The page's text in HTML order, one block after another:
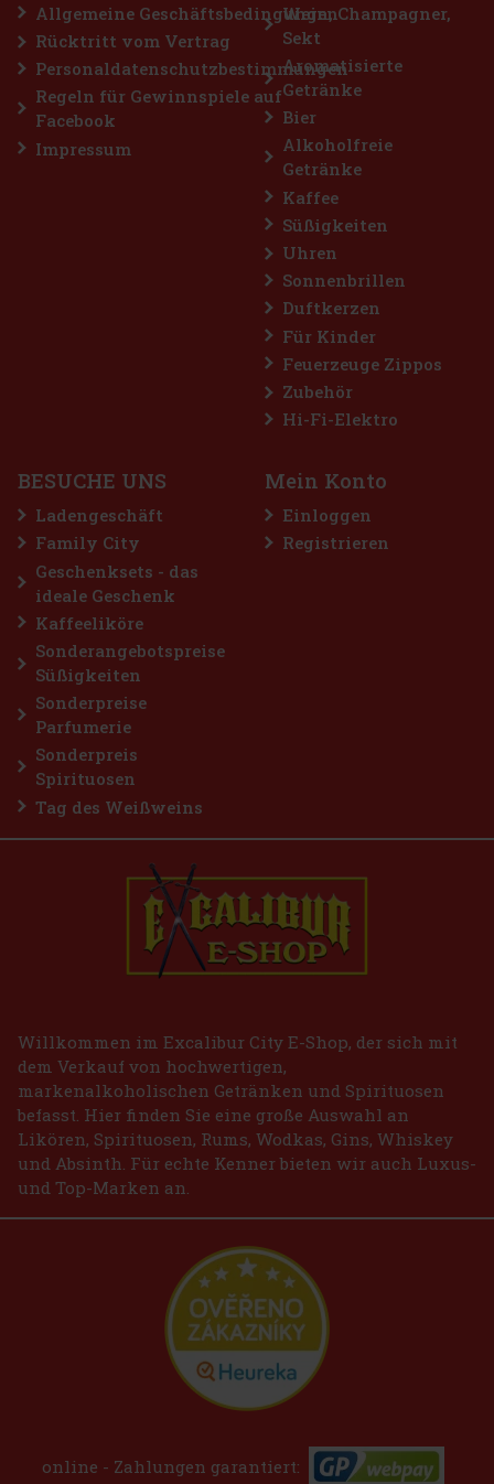
Allgemeine Geschäftsbedingungen
Rücktritt vom Vertrag
Personaldatenschutzbestimmungen
Regeln für Gewinnspiele auf
Facebook
Impressum
Wein, Champagner,
Sekt
Aromatisierte
Getränke
Bier
Alkoholfreie
Getränke
Kaffee
Süßigkeiten
Uhren
Sonnenbrillen
Duftkerzen
Für Kinder
Feuerzeuge Zippos
Zubehör
Hi-Fi-Elektro
BESUCHE UNS
Ladengeschäft
Family City
Geschenksets - das
ideale Geschenk
Kaffeeliköre
Sonderangebotspreise
Süßigkeiten
Sonderpreise
Parfumerie
Sonderpreis
Spirituosen
Tag des Weißweins
Mein Konto
Einloggen
Registrieren
Willkommen im Excalibur City E-Shop, der sich mit
dem Verkauf von hochwertigen,
markenalkoholischen Getränken und Spirituosen
befasst. Hier finden Sie eine große Auswahl an
Likören, Spirituosen, Rums, Wodkas, Gins, Whiskey
und Absinth. Für echte Kenner bieten wir auch Luxus-
und Top-Marken an.
online - Zahlungen garantiert: